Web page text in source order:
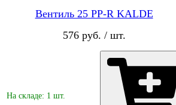
Вентиль 25 PP-R KALDE
576 руб. / шт.
На складе: 1 шт.